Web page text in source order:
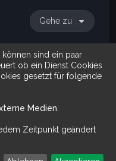
Gehe zu
SucheErweiterte Suche
schaffst zugleich was dir
sind ein paar
ob ein Dienst Cookies
gesetzt für folgende
Medien
Zeitpunkt geändert